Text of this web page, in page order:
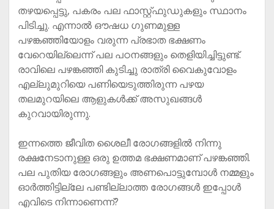
തഴയപ്പെട്ടു, പകരം പല ഫാസ്റ്റ്ഫുഡുകളും സ്ഥാനം
പിടിച്ചു. എന്നാല്‍ ഔഷധ ഗുണമുള്ള
പഴങ്കഞ്ഞിയോളം വരുന്ന പ്രഭാത ഭക്ഷണം
വേറെയില്ലെന്ന് പല പഠനങ്ങളും തെളിയിച്ചിട്ടുണ്ട്.
രാവിലെ പഴങ്കഞ്ഞി കുടിച്ചു രാത്രി വൈകുവോളം
എല്ലുമുറിയെ പണിയെടുത്തിരുന്ന പഴയ
തലമുറയിലെ ആളുകള്‍ക്ക് അസുഖങ്ങള്‍
കുറവായിരുന്നു.
ഇന്നത്തെ ജീവിത ശൈലീ രോഗങ്ങളില്‍ നിന്നു
രക്ഷനേടാനുള്ള ഒരു ഉത്തമ ഭക്ഷണമാണ് പഴങ്കഞ്ഞി.
പല പുതിയ രോഗങ്ങളും അണപൊട്ടുമ്പോള്‍ നമ്മളും
ഓര്‍ത്തിട്ടില്ലേ പണ്ടില്ലാത്ത രോഗങ്ങള്‍ ഇപ്പോള്‍
എവിടെ നിന്നാണെന്ന്?